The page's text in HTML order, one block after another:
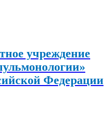
учреждение
Федерации